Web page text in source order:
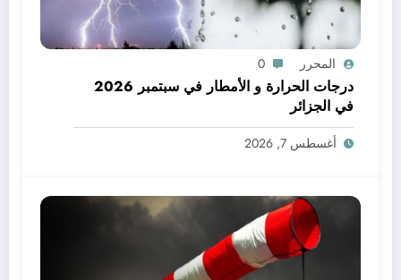
المحرر 0
درجات الحرارة و الأمطار في سبتمبر 2026
في الجزائر
أغسطس 7, 2026